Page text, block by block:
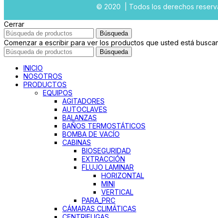
© 2020 | Todos los derechos
Cerrar
Búsqueda
Comenzar a escribir para ver los productos que usted está
Búsqueda
INICIO
NOSOTROS
PRODUCTOS
EQUIPOS
AGITADORES
AUTOCLAVES
BALANZAS
BAÑOS TERMOSTÁTICOS
BOMBA DE VACÍO
CABINAS
BIOSEGURIDAD
EXTRACCIÓN
FLUJO LAMINAR
HORIZONTAL
MINI
VERTICAL
PARA_PRC
CÁMARAS CLIMÁTICAS